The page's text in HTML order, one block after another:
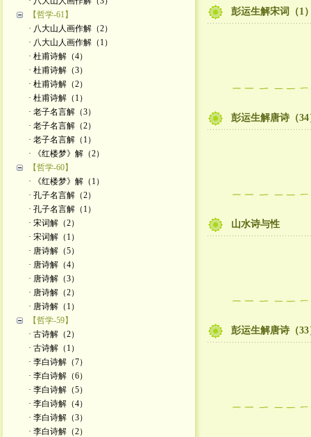
【哲学-61】
· 八大山人画作解（2）
· 八大山人画作解（1）
· 杜甫诗解（4）
· 杜甫诗解（3）
· 杜甫诗解（2）
· 杜甫诗解（1）
· 老子名言解（3）
· 老子名言解（2）
· 老子名言解（1）
· 《红楼梦》解（2）
【哲学-60】
· 《红楼梦》解（1）
· 孔子名言解（2）
· 孔子名言解（1）
· 宋词解（2）
· 宋词解（1）
· 唐诗解（5）
· 唐诗解（4）
· 唐诗解（3）
· 唐诗解（2）
· 唐诗解（1）
【哲学-59】
· 古诗解（2）
· 古诗解（1）
· 李白诗解（7）
· 李白诗解（6）
· 李白诗解（5）
· 李白诗解（4）
· 李白诗解（3）
· 李白诗解（2）
彭运生解宋词（1
彭运生解唐诗（34
山水诗与性
彭运生解唐诗（33